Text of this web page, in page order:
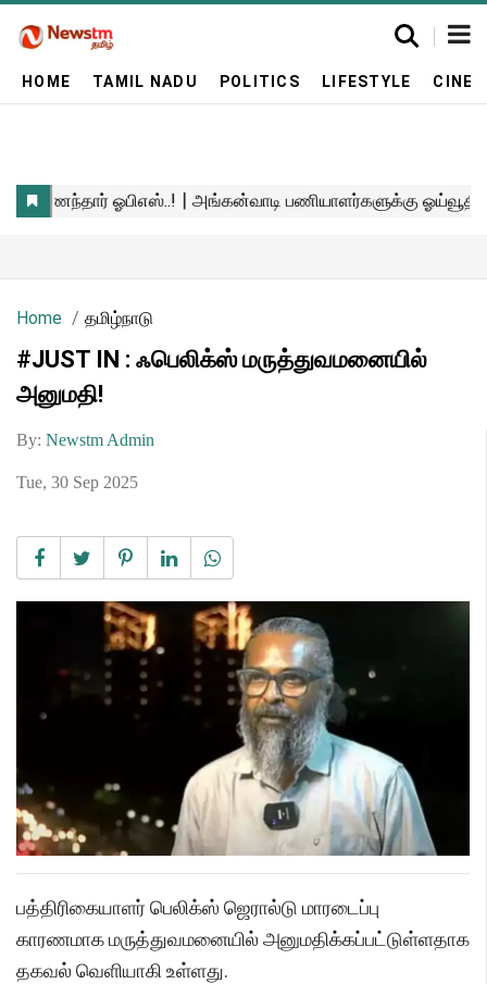
HOME TAMIL NADU POLITICS LIFESTYLE
Home தமிழ்நாடு
#JUST IN : ஃபெலிக்ஸ் மருத்துவமனையில்
அனுமதி!
By: Newstm Admin
Tue, 30 Sep 2025
பத்திரிகையாளர் பெலிக்ஸ் ஜெரால்டு மாரடைப்பு
காரணமாக மருத்துவமனையில் அனுமதிக்கப்பட்டுள்ளதாக
தகவல் வெளியாகி உள்ளது.